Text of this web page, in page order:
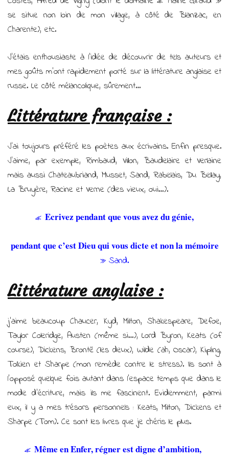
se situe non loin de mon village, à côté de Blanzac, en
Charente), etc.
J’étais enthousiaste à l’idée de découvrir de tels auteurs et
mes goûts m’ont rapidement porté sur la littérature anglaise et
russe. Le côté mélancolique, sûrement…
Littérature française :
J’ai toujours préféré les poètes aux écrivains. Enfin presque.
J’aime, par exemple, Rimbaud, Villon, Baudelaire et Verlaine
mais aussi Chateaubriand, Musset, Sand, Rabelais, Du Bellay,
La Bruyère, Racine et Verne (des vieux, oui…).
« Ecrivez pendant que vous avez du génie,
pendant que c’est Dieu qui vous dicte et non la mémoire
» Sand.
Littérature anglaise :
j’aime beaucoup Chaucer, Kyd, Milton, Shakespeare, Defoe,
Taylor Coleridge, Austen (même si…), Lord Byron, Keats (of
course), Dickens, Brontë (les deux), Wilde (ah, Oscar), Kipling,
Tolkien et Sharpe (mon remède contre le stress). Ils sont à
l’opposé quelque fois autant dans l’espace temps que dans le
mode d’écriture, mais ils me fascinent. Evidemment, parmi
eux, il y a mes trésors personnels : Keats, Milton, Dickens et
Sharpe (Tom). Ce sont les livres que je chéris le plus.
« Même en Enfer, régner est digne d’ambition,